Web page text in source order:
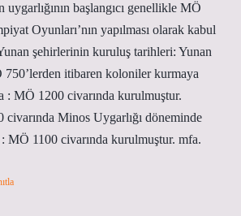
başlangıcı genellikle MÖ
Oyunları’nın yapılması olarak kabul
şehirlerinin kuruluş tarihleri: Yunan
itibaren koloniler kurmaya
: MÖ 1200 civarında kurulmuştur.
Minos Uygarlığı döneminde
MÖ 1100 civarında kurulmuştur. mfa.